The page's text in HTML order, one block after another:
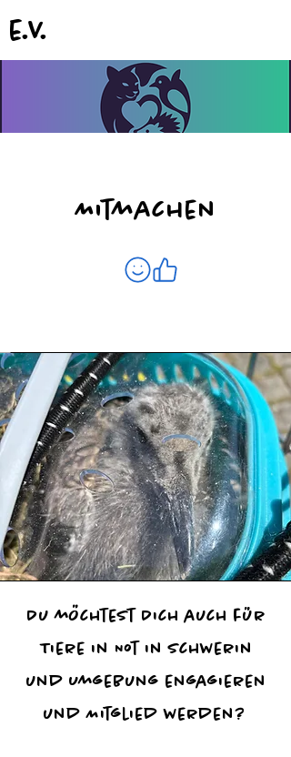
e.V.
Mitmachen
Du möchtest Dich auch für
Tiere in Not in Schwerin
und Umgebung engagieren
und Mitglied werden?